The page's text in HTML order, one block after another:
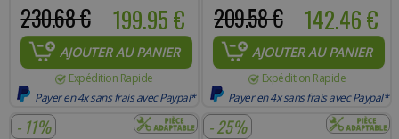
199.95 €
230.68 €
AJOUTER AU PANIER
Expédition Rapide
Payer en 4x sans frais avec Paypal*
142.46 €
209.58 €
AJOUTER AU PANIER
Expédition Rapide
Payer en 4x sans frais avec Paypal*
- 11% - 25%